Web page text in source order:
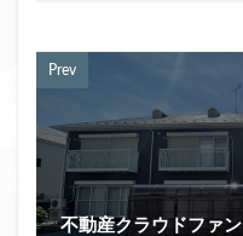
Prev
不動産クラウドファ